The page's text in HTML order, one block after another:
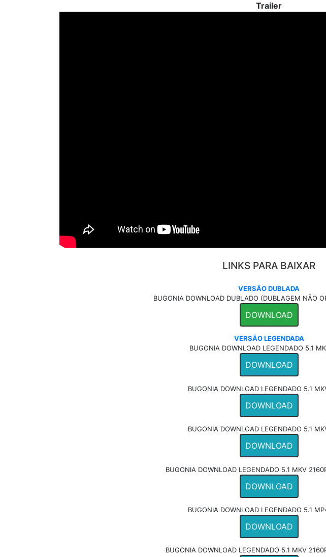
Trailer
LINKS PARA BAIXAR
VERSÃO DUBLADA
BUGONIA DOWNLOAD DUBLADO (DUBLAGEM NÃO
DOWNLOAD
VERSÃO LEGENDADA
BUGONIA DOWNLOAD LEGENDADO 5.1
DOWNLOAD
BUGONIA DOWNLOAD LEGENDADO 5.1
DOWNLOAD
BUGONIA DOWNLOAD LEGENDADO 5.1
DOWNLOAD
BUGONIA DOWNLOAD LEGENDADO 5.1 MKV
DOWNLOAD
BUGONIA DOWNLOAD LEGENDADO 5.1
DOWNLOAD
BUGONIA DOWNLOAD LEGENDADO 5.1 MKV